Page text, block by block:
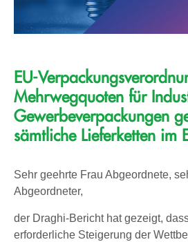
EU-
Mehrwegquoten für
Gewerbeverpackungen
sämtliche Lieferketten im
Sehr geehrte Frau Abgeordnete,
Abgeordneter,
der Draghi-Bericht hat gezeigt,
erforderliche Steigerung der